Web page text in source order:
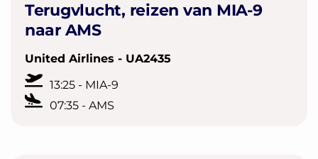
Terugvlucht, reizen van MIA-9
naar AMS
United Airlines - UA2435
13:25 - MIA-9
07:35 - AMS